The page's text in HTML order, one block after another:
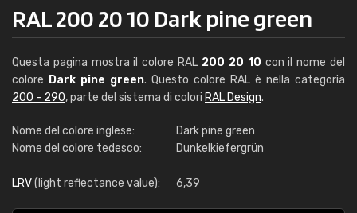
RAL 200 20 10 Dark pine green
Questa pagina mostra il colore RAL 200 20 10 con il nome del
colore Dark pine green. Questo colore RAL è nella categoria
200 - 290, parte del sistema di colori RAL Design.
Nome del colore inglese:
Dark pine green
Nome del colore tedesco:
Dunkelkiefergrün
LRV(light reflectance value): 6,39